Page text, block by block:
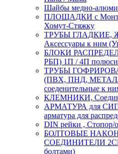
Шайбы медно-
ПЛОЩАДКИ с
Хомут-Стяжку
ТРУБЫ ГЛАДКИЕ,
Аксессуары к ним
БЛОКИ
РБП) 1П / 4П
ТРУБЫ
(ПВХ, ПНД,
соеденительные к
КЛЕМНИКИ,
АРМАТУРА для СИП
арматура для
DIN рейки , Стопор/
БОЛТОВЫЕ
СОЕДИНИТЕЛИ 2СБ
болтами)